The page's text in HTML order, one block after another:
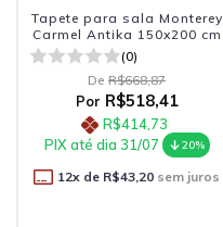
Tapete para sala Monterey
Carmel Antika 150x200 cm
(0)
De R$668,87
Por R$518,41
R$414,73
PIX até dia 31/07
20%
12x de R$43,20 sem juros